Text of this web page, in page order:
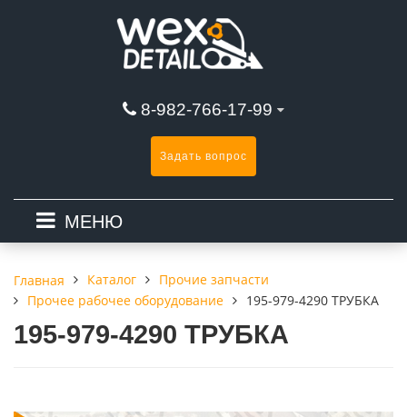
8-982-766-17-99
Задать вопрос
МЕНЮ
Главная Каталог
Прочие запчасти
Прочее рабочее оборудование
195-979-4290 ТРУБКА
195-979-4290 ТРУБКА